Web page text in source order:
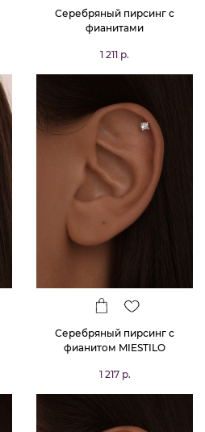
Серебряный пирсинг с
фианитами
1 211 р.
Серебряный пирсинг с
фианитом MIESTILO
1 217 р.